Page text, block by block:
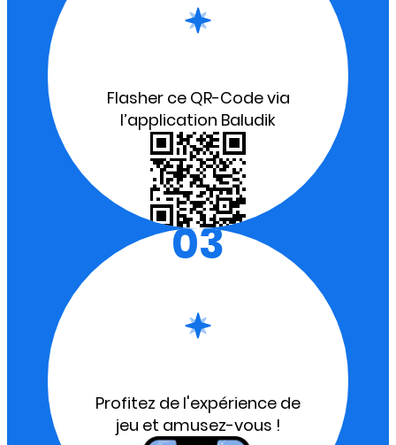
Flasher ce QR-Code via
l’application Baludik
03
Profitez de l'expérience de
jeu et amusez-vous !